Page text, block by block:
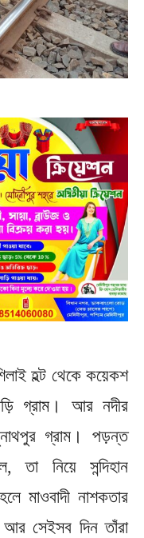
হল্ট থেকে কয়েকশ
গ্রাম। আর নদীর
গ্রাম। পড়ন্ত
তা নিয়ে সন্দিহান
মাওবাদী নাশকতার
সেইসব দিন তাঁরা